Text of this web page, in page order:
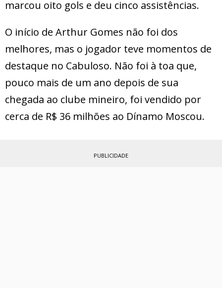
marcou oito gols e deu cinco assistências.
O início de Arthur Gomes não foi dos
melhores, mas o jogador teve momentos de
destaque no Cabuloso. Não foi à toa que,
pouco mais de um ano depois de sua
chegada ao clube mineiro, foi vendido por
cerca de R$ 36 milhões ao Dínamo Moscou.
PUBLICIDADE